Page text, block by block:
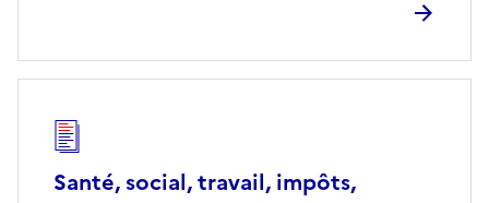
Santé, social, travail, impôts,